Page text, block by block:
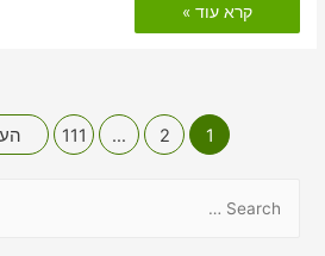
דירה
כולל
קרא עוד »
pagination
1
2
…
111